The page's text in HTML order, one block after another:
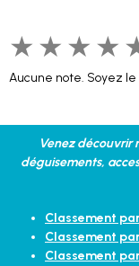
★ ★ ★ ★
Aucune note. Soyez
Venez découvrir
déguisements,
Classement
Classement
Classement